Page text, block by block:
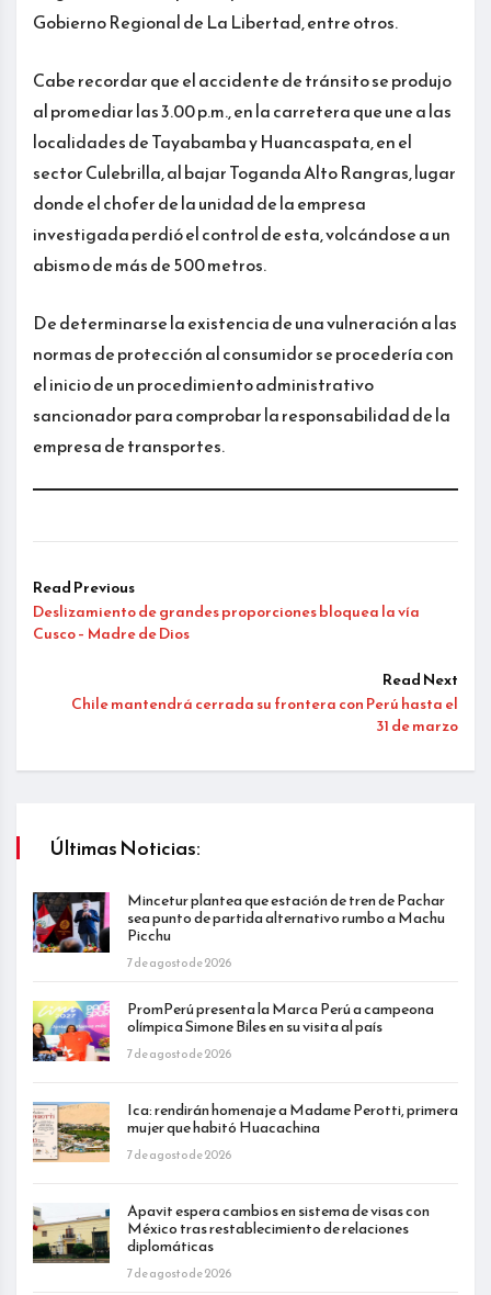
Gobierno Regional de La Libertad, entre otros.
Cabe recordar que el accidente de tránsito se produjo
al promediar las 3.00 p.m., en la carretera que une a las
localidades de Tayabamba y Huancaspata, en el
sector Culebrilla, al bajar Toganda Alto Rangras, lugar
donde el chofer de la unidad de la empresa
investigada perdió el control de esta, volcándose a un
abismo de más de 500 metros.
De determinarse la existencia de una vulneración a las
normas de protección al consumidor se procedería con
el inicio de un procedimiento administrativo
sancionador para comprobar la responsabilidad de la
empresa de transportes.
Read Previous
Deslizamiento de grandes proporciones bloquea la vía
Cusco – Madre de Dios
Read Next
Chile mantendrá cerrada su frontera con Perú hasta el
31 de marzo
Últimas Noticias:
Mincetur plantea que estación de tren de Pachar
sea punto de partida alternativo rumbo a Machu
Picchu
7 de agosto de 2026
PromPerú presenta la Marca Perú a campeona
olímpica Simone Biles en su visita al país
7 de agosto de 2026
Ica: rendirán homenaje a Madame Perotti, primera
mujer que habitó Huacachina
7 de agosto de 2026
Apavit espera cambios en sistema de visas con
México tras restablecimiento de relaciones
diplomáticas
7 de agosto de 2026